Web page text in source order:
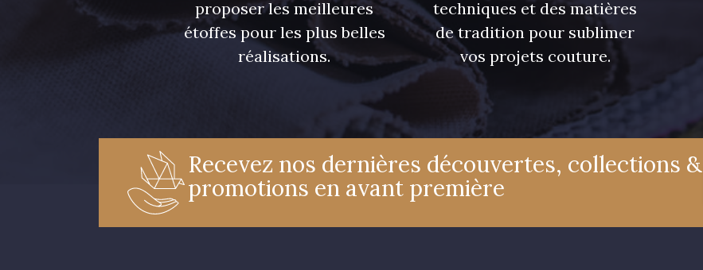
proposer les meilleures
étoffes pour les plus belles
réalisations.
techniques et des matières
de tradition pour sublimer
vos projets couture.
Recevez nos dernières découvertes, collections &
promotions en avant première